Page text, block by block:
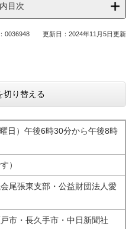
目次
0036948 更新日：2024年11月5日更新
切り替える
日）午後6時30分から午後8時
）
尾張東支部・公益財団法人愛
市・長久手市・中日新聞社